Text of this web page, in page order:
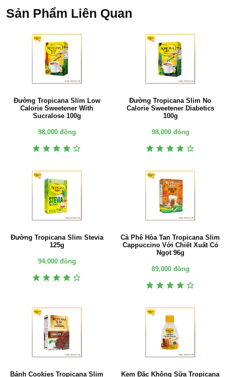
Sản Phẩm Liên Quan
Đường Tropicana Slim Low
Calorie Sweetener With
Sucralose 100g
98,000 đồng
Đường Tropicana Slim No
Calorie Sweetener Diabetics
100g
98,000 đồng
Đường Tropicana Slim Stevia
125g
94,000 đồng
Cà Phê Hòa Tan Tropicana Slim
Cappuccino Với Chiết Xuất Cỏ
Ngọt 96g
89,000 đồng
Bánh Cookies Tropicana Slim
Kem Đặc Không Sữa Tropicana